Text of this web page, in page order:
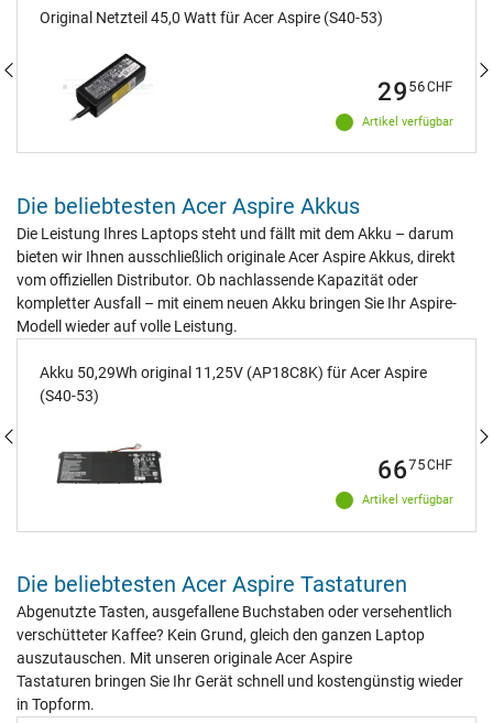
Original Netzteil 45,0 Watt für Acer Aspire (S40-53)
Artikel verfügbar
2956CHF
Die beliebtesten Acer Aspire Akkus
Die Leistung Ihres Laptops steht und fällt mit dem Akku – darum
bieten wir Ihnen ausschließlich originale Acer Aspire Akkus, direkt
vom offiziellen Distributor. Ob nachlassende Kapazität oder
kompletter Ausfall – mit einem neuen Akku bringen Sie Ihr Aspire-
Modell wieder auf volle Leistung.
Akku 50,29Wh original 11,25V (AP18C8K) für Acer Aspire
(S40-53)
Artikel verfügbar
6675CHF
Die beliebtesten Acer Aspire Tastaturen
Abgenutzte Tasten, ausgefallene Buchstaben oder versehentlich
verschütteter Kaffee? Kein Grund, gleich den ganzen Laptop
auszutauschen. Mit unseren originale Acer Aspire
Tastaturen bringen Sie Ihr Gerät schnell und kostengünstig wieder
in Topform.